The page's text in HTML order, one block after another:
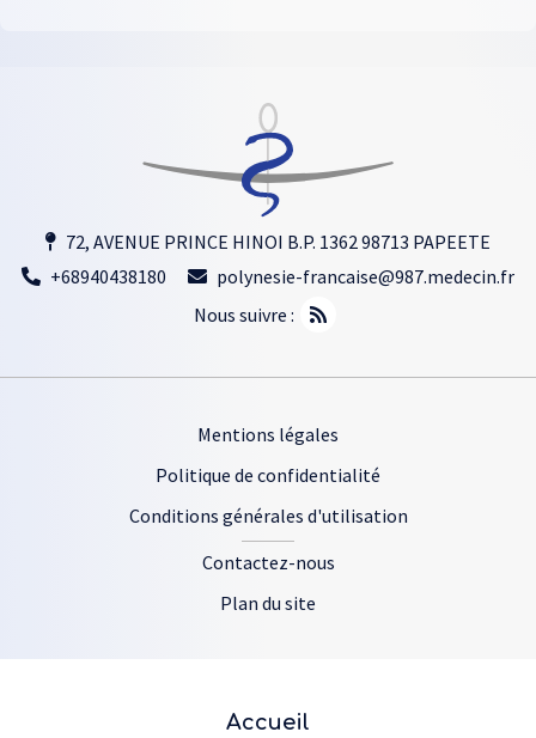
72, AVENUE PRINCE HINOI B.P. 1362 98713 PAPEETE
+68940438180
polynesie-francaise@987.medecin.fr
Nous suivre :
Mentions légales
Politique de confidentialité
Conditions générales d'utilisation
Contactez-nous
Plan du site
Accueil